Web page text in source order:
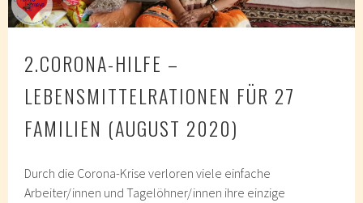
2.CORONA-HILFE –
LEBENSMITTELRATIONEN FÜR 27
FAMILIEN (AUGUST 2020)
Durch die Corona-Krise verloren viele einfache
Arbeiter/innen und Tagelöhner/innen ihre einzige